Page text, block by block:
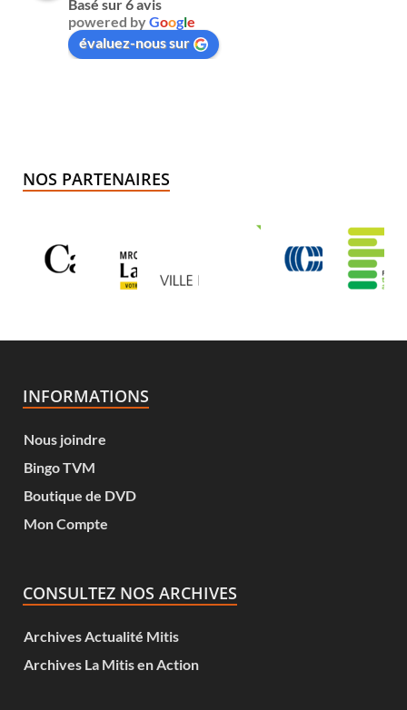
Basé sur 6 avis
powered byGoogle
évaluez-nous sur
NOS PARTENAIRES
INFORMATIONS
Nous joindre
Bingo TVM
Boutique de DVD
Mon Compte
CONSULTEZ NOS ARCHIVES
Archives Actualité Mitis
Archives La Mitis en Action